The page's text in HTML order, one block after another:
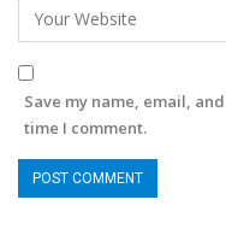
Save my name, email,
time I comment.